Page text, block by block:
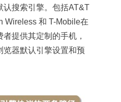
认搜索引擎。包括AT&T
Wireless 和 T-Mobile在
提供其定制的手机，
览器默认引擎设置和预